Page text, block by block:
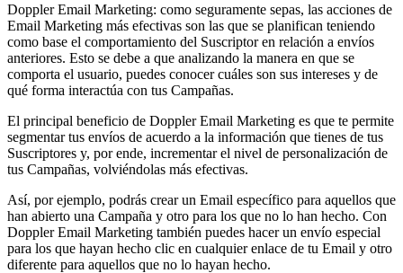
Doppler Email Marketing: como seguramente sepas, las acciones de
Email Marketing más efectivas son las que se planifican teniendo
como base el comportamiento del Suscriptor en relación a envíos
anteriores. Esto se debe a que analizando la manera en que se
comporta el usuario, puedes conocer cuáles son sus intereses y de
qué forma interactúa con tus Campañas.
El principal beneficio de Doppler Email Marketing es que te permite
segmentar tus envíos de acuerdo a la información que tienes de tus
Suscriptores y, por ende, incrementar el nivel de personalización de
tus Campañas, volviéndolas más efectivas.
Así, por ejemplo, podrás crear un Email específico para aquellos que
han abierto una Campaña y otro para los que no lo han hecho. Con
Doppler Email Marketing también puedes hacer un envío especial
para los que hayan hecho clic en cualquier enlace de tu Email y otro
diferente para aquellos que no lo hayan hecho.